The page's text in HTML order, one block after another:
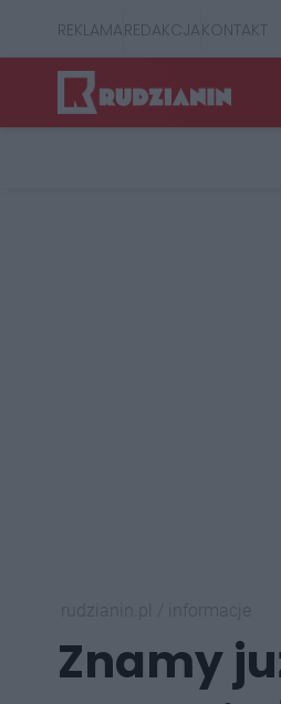
REKLAMAREDAKCJAKONTAKT
Znamy